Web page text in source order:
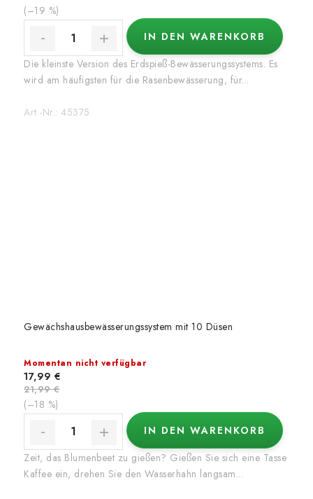
(–19 %)
IN DEN WARENKORB
Die kleinste Version des Erdspieß-Bewässerungssystems. Es
wird am häufigsten für die Rasenbewässerung, für...
Art.-Nr.: 45375
Gewächshausbewässerungssystem mit 10 Düsen
Momentan nicht verfügbar
17,99 €
21,99 €
(–18 %)
IN DEN WARENKORB
Zeit, das Blumenbeet zu gießen? Gießen Sie sich eine Tasse
Kaffee ein, drehen Sie den Wasserhahn langsam...